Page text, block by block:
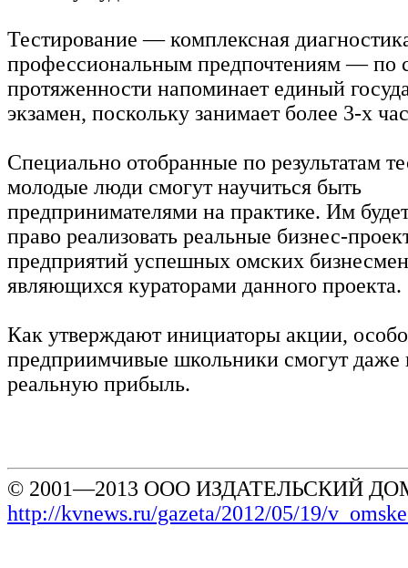
Тестирование — комплексная
профессиональным предпочтениям — по
протяженности напоминает единый
экзамен, поскольку занимает более 3-х
Специально отобранные по результатам
молодые люди смогут научиться быть
предпринимателями на практике. Им
право реализовать реальные бизнес-
предприятий успешных омских
являющихся кураторами данного проекта.
Как утверждают инициаторы акции,
предприимчивые школьники смогут даже
реальную прибыль.
© 2001—2013 ООО ИЗДАТЕЛЬСКИЙ
http://kvnews.ru/gazeta/2012/05/19/